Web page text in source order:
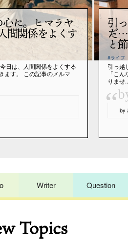
に。ヒマラヤ
間関係をよくす
日は、人間関係をよくする
ます。 この記事のメルマ
引
だ…
と
#ライフ
引っ越
「こ
りませ
“ by
Writer Question
Topics